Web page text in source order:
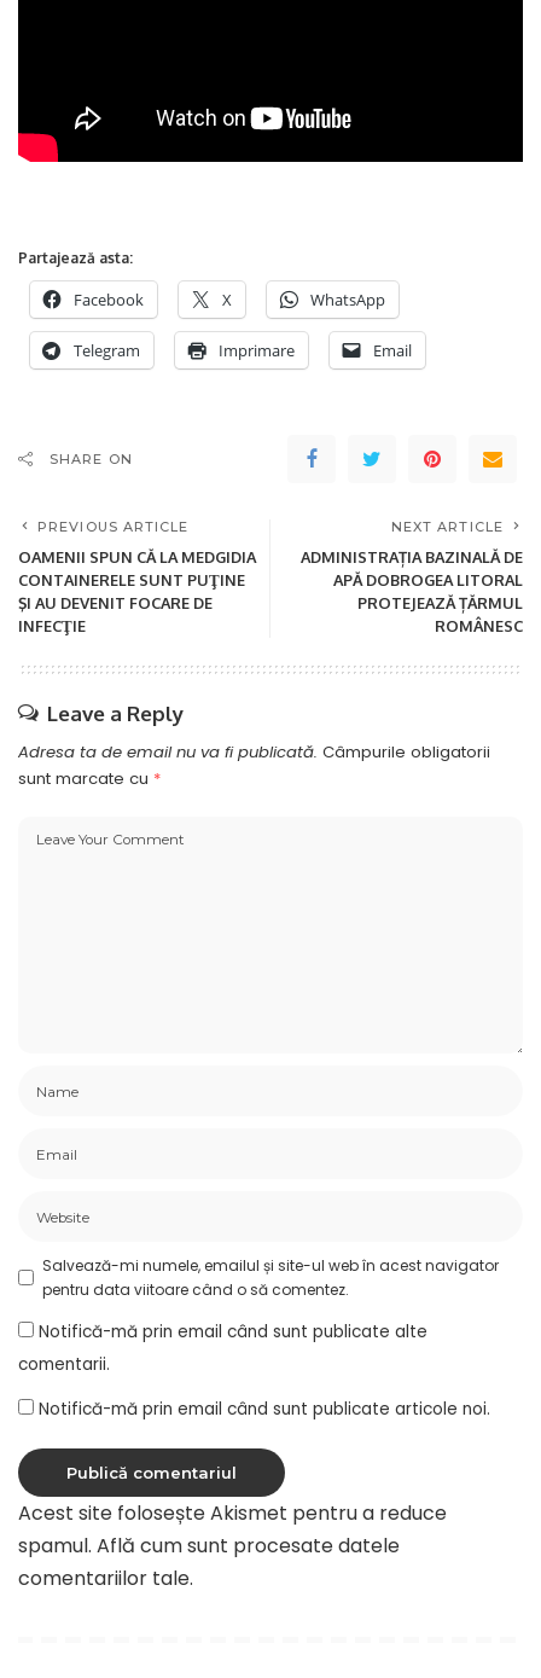
Partajează asta:
Facebook X WhatsApp
Telegram Imprimare Email
SHARE ON
PREVIOUS ARTICLE
OAMENII SPUN CĂ LA MEDGIDIA
CONTAINERELE SUNT PUŢINE
ŞI AU DEVENIT FOCARE DE
INFECŢIE
NEXT ARTICLE
ADMINISTRAȚIA BAZINALĂ DE
APĂ DOBROGEA LITORAL
PROTEJEAZĂ ȚĂRMUL
ROMÂNESC
Leave a Reply
Adresa ta de email nu va fi publicată. Câmpurile obligatorii
sunt marcate cu *
Salvează-mi numele, emailul și site-ul web în acest navigator
pentru data viitoare când o să comentez.
Notifică-mă prin email când sunt publicate alte
comentarii.
Notifică-mă prin email când sunt publicate articole noi.
Acest site folosește Akismet pentru a reduce
spamul. Află cum sunt procesate datele
comentariilor tale.